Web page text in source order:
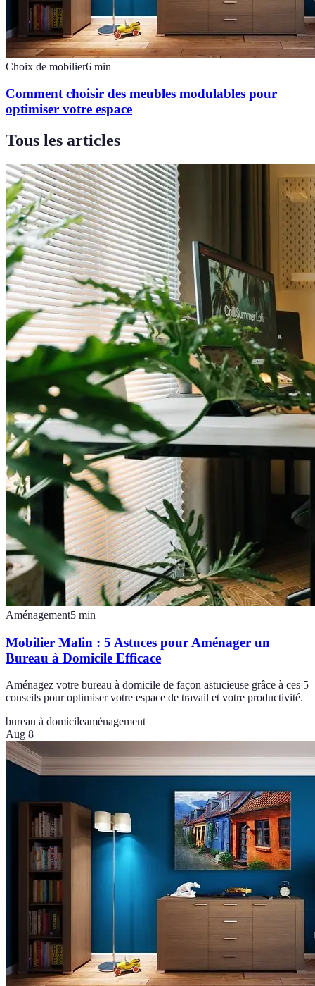
Choix de mobilier6 min
Comment choisir des meubles modulables pour
optimiser votre espace
Tous les articles
Aménagement5 min
Mobilier Malin : 5 Astuces pour Aménager un
Bureau à Domicile Efficace
Aménagez votre bureau à domicile de façon astucieuse grâce à ces 5
conseils pour optimiser votre espace de travail et votre productivité.
bureau à domicileaménagement
Aug 8